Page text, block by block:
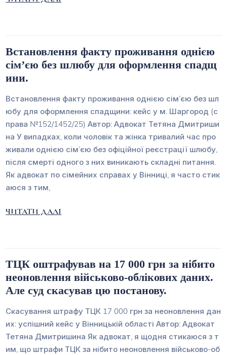
Встановлення факту проживання однією
сім’єю без шлюбу для оформлення спадщ
ини.
Встановлення факту проживання однією сім’єю без шл
юбу для оформлення спадщини: кейс у м. Шаргород (с
права №152/1452/25) Автор: Адвокат Тетяна Дмитриши
на У випадках, коли чоловік та жінка тривалий час про
живали однією сім’єю без офіційної реєстрації шлюбу,
після смерті одного з них виникають складні питання.
Як адвокат по сімейних справах у Вінниці, я часто стик
аюся з тим,
ЧИТАТИ ДАЛІ
ТЦК оштрафував на 17 000 грн за нібито
неоновлення військово-облікових даних.
Але суд скасував цю постанову.
Скасування штрафу ТЦК 17 000 грн за неоновлення дан
их: успішний кейс у Вінницькій області Автор: Адвокат
Тетяна Дмитришина Як адвокат, я щодня стикаюся з т
им, що штрафи ТЦК за нібито неоновлення військово-об